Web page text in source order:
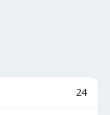
24